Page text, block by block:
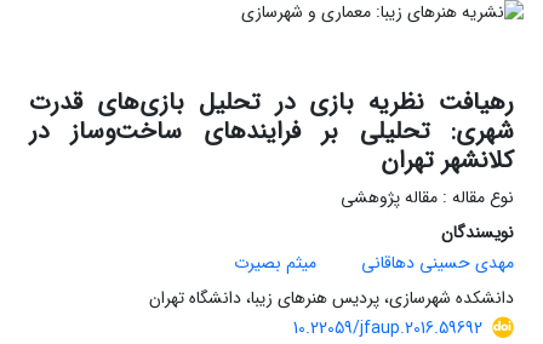
رهیافت نظریه بازی در تحلیل بازی‌های قدرت
شهری: تحلیلی بر فرایندهای ساخت‌و‌ساز در
کلانشهر تهران
نوع مقاله : مقاله پژوهشی
نویسندگان
مهدی حسینی دهاقانی
میثم بصیرت
دانشکده شهرسازی، پردیس هنرهای زیبا، دانشگاه تهران
10.22059/jfaup.2016.59692